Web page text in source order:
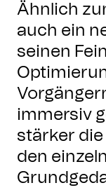
Ähnlich
auch ein
seinen
immersiv
stärker
den